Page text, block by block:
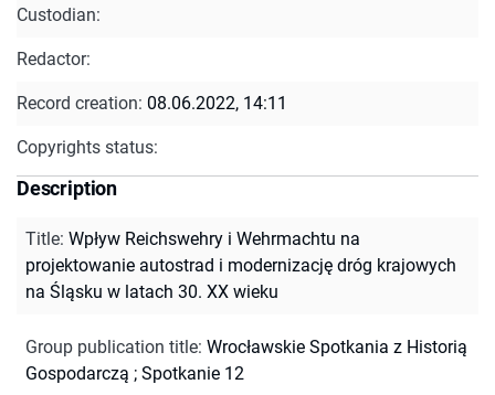
Custodian:
Redactor:
Record creation: 08.06.2022, 14:11
Copyrights status:
Description
Title: Wpływ Reichswehry i Wehrmachtu na
projektowanie autostrad i modernizację dróg krajowych
na Śląsku w latach 30. XX wieku
Group publication title: Wrocławskie Spotkania z Historią
Gospodarczą ; Spotkanie 12